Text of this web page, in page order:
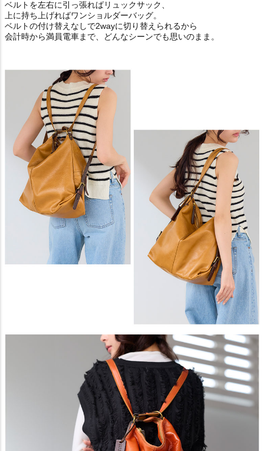
ベルトを左右に引っ張ればリュックサック、
上に持ち上げればワンショルダーバッグ。
ベルトの付け替えなしで2wayに切り替えられるから
会計時から満員電車まで、どんなシーンでも思いのまま。